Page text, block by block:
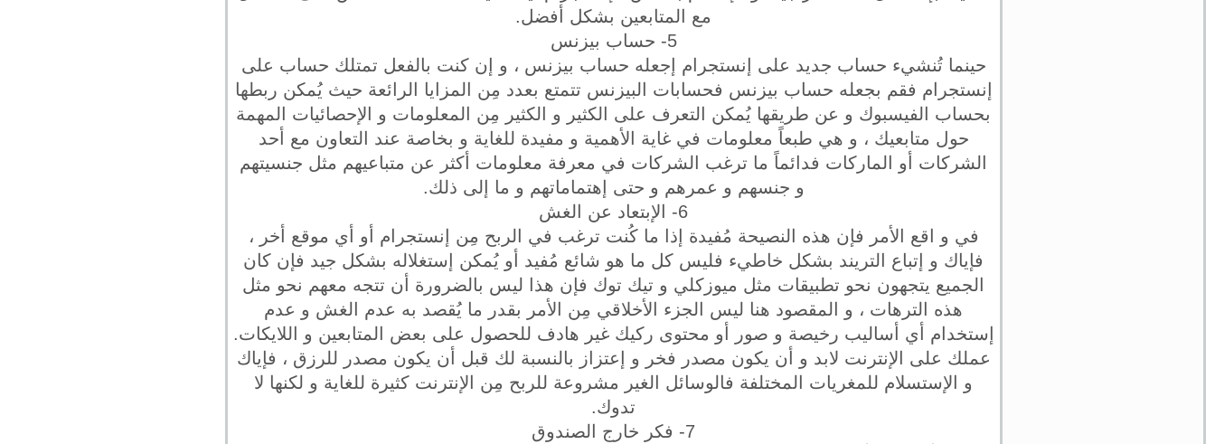
مع المتابعين بشكل أفضل.
5- حساب بيزنس
حينما تُنشيء حساب جديد على إنستجرام إجعله حساب بيزنس ، و إن كنت بالفعل تمتلك حساب على
إنستجرام فقم بجعله حساب بيزنس فحسابات البيزنس تتمتع بعدد مِن المزايا الرائعة حيث يُمكن ربطها
بحساب الفيسبوك و عن طريقها يُمكن التعرف على الكثير و الكثير مِن المعلومات و الإحصائيات المهمة
حول متابعيك ، و هي طبعاً معلومات في غاية الأهمية و مفيدة للغاية و بخاصة عند التعاون مع أحد
الشركات أو الماركات فدائماً ما ترغب الشركات في معرفة معلومات أكثر عن متباعيهم مثل جنسيتهم
و جنسهم و عمرهم و حتى إهتماماتهم و ما إلى ذلك.
6- الإبتعاد عن الغش
في و اقع الأمر فإن هذه النصيحة مُفيدة إذا ما كُنت ترغب في الربح مِن إنستجرام أو أي موقع أخر ،
فإياك و إتباع التريند بشكل خاطيء فليس كل ما هو شائع مُفيد أو يُمكن إستغلاله بشكل جيد فإن كان
الجميع يتجهون نحو تطبيقات مثل ميوزكلي و تيك توك فإن هذا ليس بالضرورة أن تتجه معهم نحو مثل
هذه الترهات ، و المقصود هنا ليس الجزء الأخلاقي مِن الأمر بقدر ما يُقصد به عدم الغش و عدم
إستخدام أي أساليب رخيصة و صور أو محتوى ركيك غير هادف للحصول على بعض المتابعين و اللايكات.
عملك على الإنترنت لابد و أن يكون مصدر فخر و إعتزاز بالنسبة لك قبل أن يكون مصدر للرزق ، فإياك
و الإستسلام للمغريات المختلفة فالوسائل الغير مشروعة للربح مِن الإنترنت كثيرة للغاية و لكنها لا
تدوك.
7- فكر خارج الصندوق